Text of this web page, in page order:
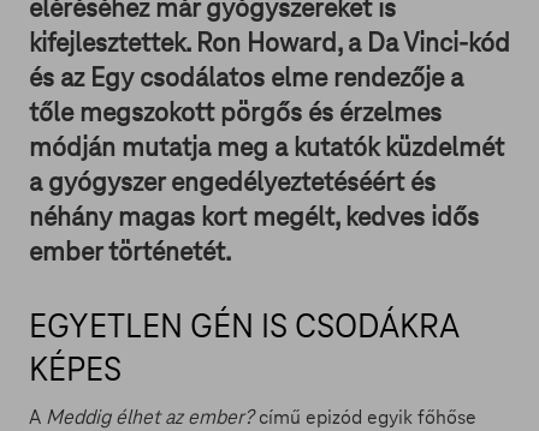
eléréséhez már gyógyszereket is
kifejlesztettek. Ron Howard, a Da Vinci-kód
és az Egy csodálatos elme rendezője a
tőle megszokott pörgős és érzelmes
módján mutatja meg a kutatók küzdelmét
a gyógyszer engedélyeztetéséért és
néhány magas kort megélt, kedves idős
ember történetét.
EGYETLEN GÉN IS CSODÁKRA
KÉPES
A Meddig élhet az ember?című epizód egyik főhőse